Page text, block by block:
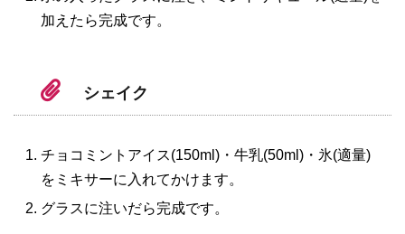
加えたら完成です。
シェイク
チョコミントアイス(150ml)・牛乳(50ml)・氷(適量)
をミキサーに入れてかけます。
グラスに注いだら完成です。